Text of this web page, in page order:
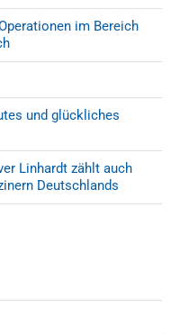
im Bereich
und glückliches
Linhardt zählt auch
Deutschlands